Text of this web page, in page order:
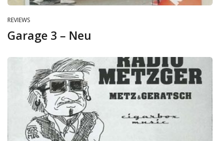
REVIEWS
Garage 3 – Neu